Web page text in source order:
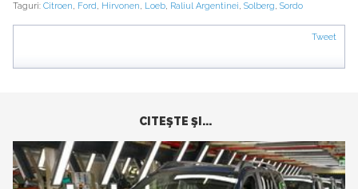
Taguri: Citroen, Ford, Hirvonen, Loeb, Raliul Argentinei, Solberg, Sordo
Tweet
CITEŞTE ŞI...